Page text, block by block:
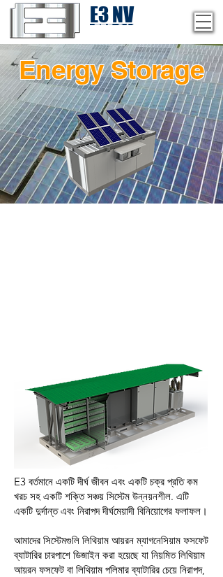
E3 NV
1-775-246-8111
Energy Storage
E3 বর্তমানে একটি দীর্ঘ জীবন এবং একটি চক্র প্রতি কম
খরচ সহ একটি শক্তি সঞ্চয় সিস্টেম উন্নয়নশীল. এটি
একটি দুর্দান্ত এবং নিরাপদ দীর্ঘমেয়াদী বিনিয়োগের ফলাফল।
আমাদের সিস্টেমগুলি লিথিয়াম আয়রন ম্যাগনেসিয়াম ফসফেট
ব্যাটারির চারপাশে ডিজাইন করা হয়েছে যা নিয়মিত লিথিয়াম
আয়রন ফসফেট বা লিথিয়াম পলিমার ব্যাটারির চেয়ে নিরাপদ,